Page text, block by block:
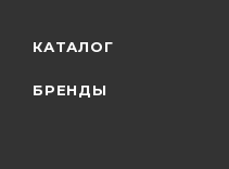
КАТАЛОГ
БРЕНДЫ